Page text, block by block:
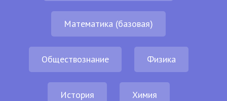
Математика (базовая)
Обществознание Физика
История Химия